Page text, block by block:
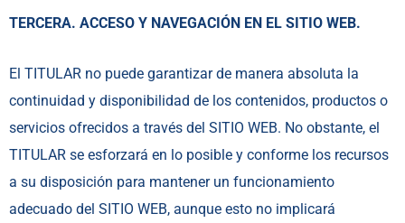
TERCERA. ACCESO Y NAVEGACIÓN EN EL SITIO WEB.
El TITULAR no puede garantizar de manera absoluta la
continuidad y disponibilidad de los contenidos, productos o
servicios ofrecidos a través del SITIO WEB. No obstante, el
TITULAR se esforzará en lo posible y conforme los recursos
a su disposición para mantener un funcionamiento
adecuado del SITIO WEB, aunque esto no implicará